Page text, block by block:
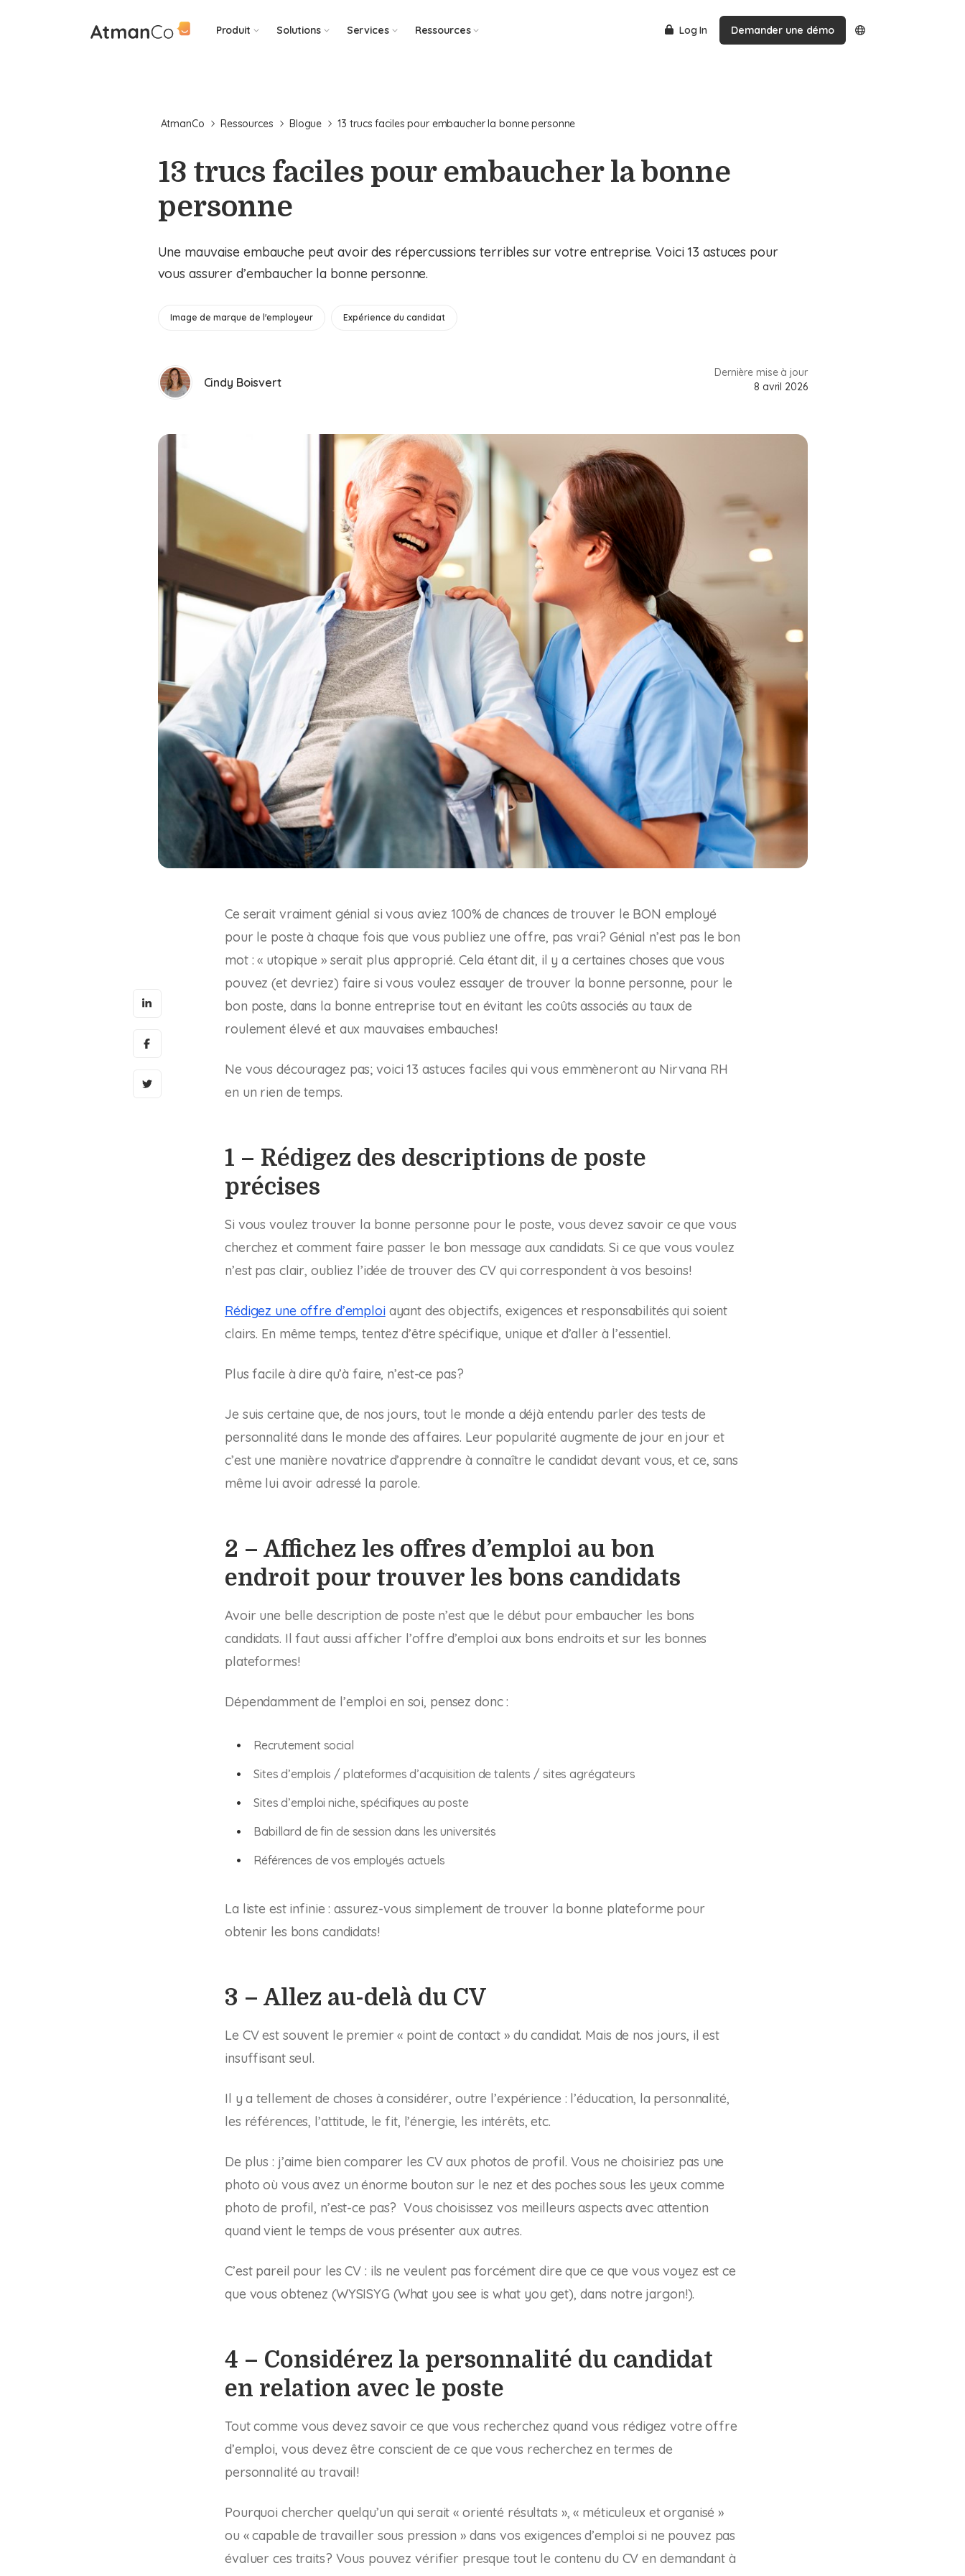
Produit Solutions Services Ressources Log In Demander une démo
AtmanCo Ressources Blogue 13 trucs faciles pour embaucher la bonne personne
13 trucs faciles pour embaucher la bonne
personne
Une mauvaise embauche peut avoir des répercussions terribles sur votre entreprise. Voici 13 astuces pour
vous assurer d’embaucher la bonne personne.
Image de marque de l'employeur Expérience du candidat
Cindy Boisvert
Dernière mise à jour
8 avril 2026
Ce serait vraiment génial si vous aviez 100% de chances de trouver le BON employé
pour le poste à chaque fois que vous publiez une offre, pas vrai? Génial n’est pas le bon
mot : « utopique » serait plus approprié. Cela étant dit, il y a certaines choses que vous
pouvez (et devriez) faire si vous voulez essayer de trouver la bonne personne, pour le
bon poste, dans la bonne entreprise tout en évitant les coûts associés au taux de
roulement élevé et aux mauvaises embauches!
Ne vous découragez pas; voici 13 astuces faciles qui vous emmèneront au Nirvana RH
en un rien de temps.
1 – Rédigez des descriptions de poste
précises
Si vous voulez trouver la bonne personne pour le poste, vous devez savoir ce que vous
cherchez et comment faire passer le bon message aux candidats. Si ce que vous voulez
n’est pas clair, oubliez l’idée de trouver des CV qui correspondent à vos besoins!
Rédigez une offre d’emploiayant des objectifs, exigences et responsabilités qui soient
clairs. En même temps, tentez d’être spécifique, unique et d’aller à l’essentiel.
Plus facile à dire qu’à faire, n’est-ce pas?
Je suis certaine que, de nos jours, tout le monde a déjà entendu parler des tests de
personnalité dans le monde des affaires. Leur popularité augmente de jour en jour et
c’est une manière novatrice d’apprendre à connaître le candidat devant vous, et ce, sans
même lui avoir adressé la parole.
2 – Affichez les offres d’emploi au bon
endroit pour trouver les bons candidats
Avoir une belle description de poste n’est que le début pour embaucher les bons
candidats. Il faut aussi afficher l’offre d’emploi aux bons endroits et sur les bonnes
plateformes!
Dépendamment de l’emploi en soi, pensez donc :
Recrutement social
Sites d’emplois / plateformes d’acquisition de talents / sites agrégateurs
Sites d’emploi niche, spécifiques au poste
Babillard de fin de session dans les universités
Références de vos employés actuels
La liste est infinie : assurez-vous simplement de trouver la bonne plateforme pour
obtenir les bons candidats!
3 – Allez au-delà du CV
Le CV est souvent le premier « point de contact » du candidat. Mais de nos jours, il est
insuffisant seul.
Il y a tellement de choses à considérer, outre l’expérience : l’éducation, la personnalité,
les références, l’attitude, lefit, l’énergie, les intérêts, etc.
De plus : j’aime bien comparer les CV aux photos de profil. Vous ne choisiriez pas une
photo où vous avez un énorme bouton sur le nez et des poches sous les yeux comme
photo de profil, n’est-ce pas? Vous choisissez vos meilleurs aspects avec attention
quand vient le temps de vous présenter aux autres.
C’est pareil pour les CV : ils ne veulent pas forcément dire que ce que vous voyez est ce
que vous obtenez (WYSISYG (What you see is what you get), dans notre jargon!).
4 – Considérez la personnalité du candidat
en relation avec le poste
Tout comme vous devez savoir ce que vous recherchez quand vous rédigez votre offre
d’emploi, vous devez être conscient de ce que vous recherchez en termes de
personnalité au travail!
Pourquoi chercher quelqu’un qui serait « orienté résultats », « méticuleux et organisé »
ou « capable de travailler sous pression » dans vos exigences d’emploi si ne pouvez pas
évaluer ces traits? Vous pouvez vérifier presque tout le contenu du CV en demandant à